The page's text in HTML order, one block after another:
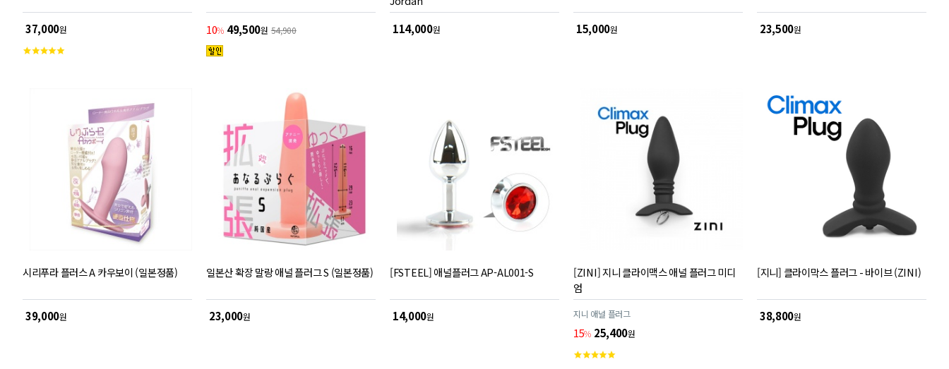
37,000원
고
10% 49,500원 54,900
114,000원 15,000원 23,500원
시리푸라 플러스 A 카우보이 (일본정품)
39,000원
일본산 확장 말랑 애널 플러그 S (일본정품)
23,000원
[FSTEEL] 애널플러그 AP-AL001-S
14,000원
[ZINI] 지니 클라이맥스 애널 플러그 미디
엄
지니 애널 플러그
15% 25,400원
고
[지니] 클라이막스 플러그 - 바이브 (ZINI)
38,800원